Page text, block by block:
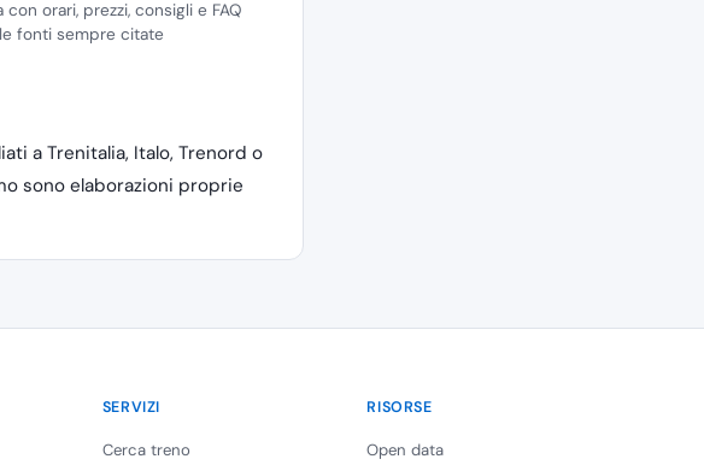
orari, prezzi, consigli e FAQ
fonti sempre citate
a Trenitalia, Italo, Trenord o
sono elaborazioni proprie
SERVIZI
Cerca treno
RISORSE
Open data